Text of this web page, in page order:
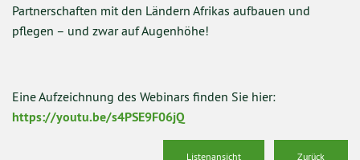
Partnerschaften mit den Ländern Afrikas aufbauen und
pflegen – und zwar auf Augenhöhe!
Eine Aufzeichnung des Webinars finden Sie hier:
https://youtu.be/s4PSE9F06jQ
Listenansicht Zurück